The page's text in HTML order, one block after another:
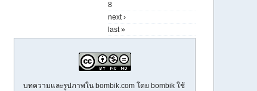
8
next ›
last »
บทความและรูปภาพใน bombik.com โดย bombik ใช้